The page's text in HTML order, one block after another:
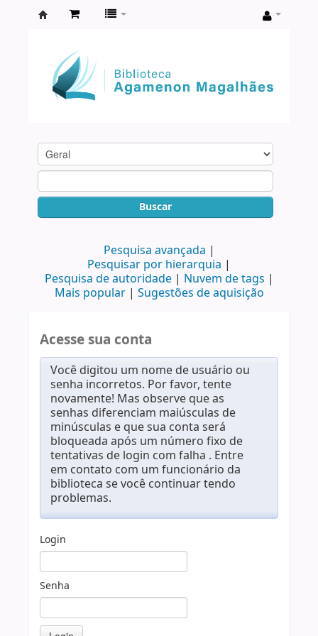
Agamenon
Magalhães
Buscar
Pesquisa avançada
Pesquisar por hierarquia
Pesquisa de autoridade
Nuvem de tags
Mais popular
Sugestões de aquisição
Acesse sua conta
Você digitou um nome de usuário ou
senha incorretos. Por favor, tente
novamente! Mas observe que as
senhas diferenciam maiúsculas de
minúsculas e que sua conta será
bloqueada após um número fixo de
tentativas de login com falha . Entre
em contato com um funcionário da
biblioteca se você continuar tendo
problemas.
Login
Senha